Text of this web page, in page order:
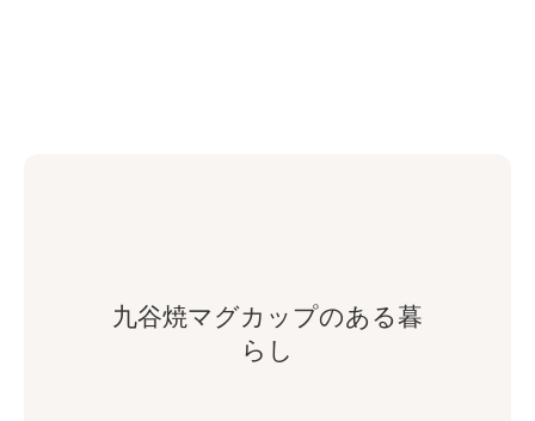
九谷焼マグカップのある暮
らし